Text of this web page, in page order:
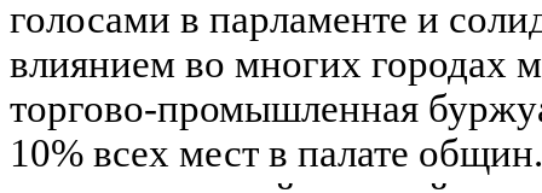
голосами в парламенте и
влиянием во многих городах
торгово-промышленная
10% всех мест в палате